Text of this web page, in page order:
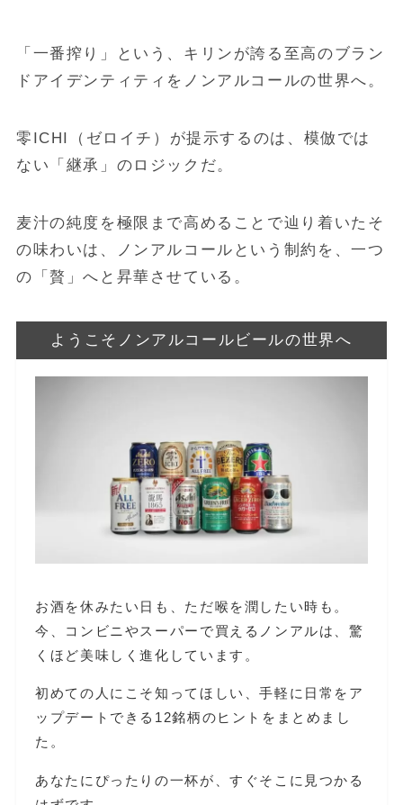
「一番搾り」という、キリンが誇る至高のブラン
ドアイデンティティをノンアルコールの世界へ。
零ICHI（ゼロイチ）が提示するのは、模倣では
ない「継承」のロジックだ。
麦汁の純度を極限まで高めることで辿り着いたそ
の味わいは、ノンアルコールという制約を、一つ
の「贅」へと昇華させている。
ようこそノンアルコールビールの世界へ
お酒を休みたい日も、ただ喉を潤したい時も。
今、コンビニやスーパーで買えるノンアルは、驚
くほど美味しく進化しています。
初めての人にこそ知ってほしい、手軽に日常をア
ップデートできる12銘柄のヒントをまとめまし
た。
あなたにぴったりの一杯が、すぐそこに見つかる